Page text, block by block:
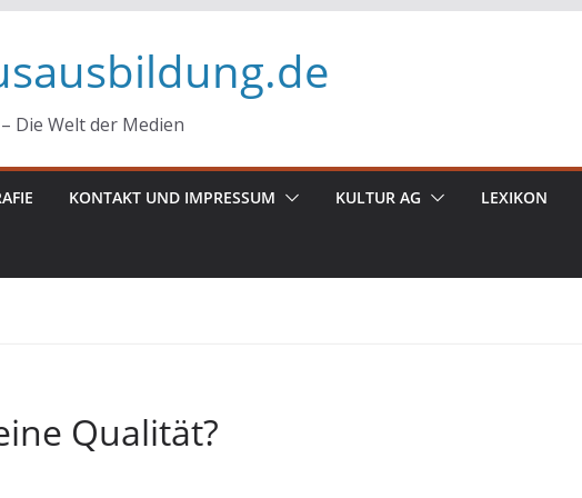
Die Welt der Medien
KONTAKT UND IMPRESSUM KULTUR AG LEXIKON
Qualität?